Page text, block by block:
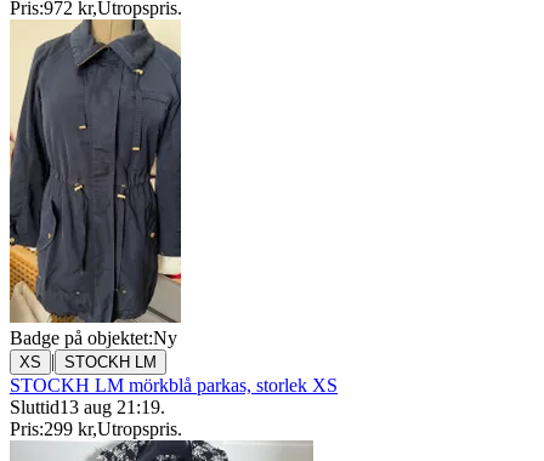
Pris:972 kr,Utropspris.
Badge på objektet:Ny
XS | STOCKH LM
STOCKH LM mörkblå parkas, storlek XS
Sluttid13 aug 21:19.
Pris:299 kr,Utropspris.